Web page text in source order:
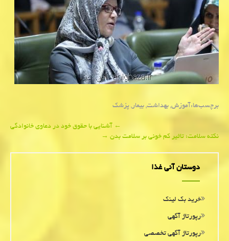
برچسب‌ها:آموزش,بهداشت,بیمار,پزشك
navigation
←آشنایی با حقوق خود در دعاوی خانوادگی
نكته سلامت؛ تاثیر كم خونی بر سلامت بدن→
دوستان آنی غذا
خرید بک لینک
رپورتاژ آگهی
رپورتاژ آگهی تخصصی